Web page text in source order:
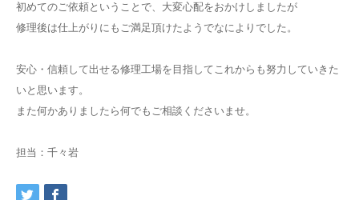
初めてのご依頼ということで、大変心配をおかけしましたが
修理後は仕上がりにもご満足頂けたようでなによりでした。
安心・信頼して出せる修理工場を目指してこれからも努力していきた
いと思います。
また何かありましたら何でもご相談くださいませ。
担当：千々岩